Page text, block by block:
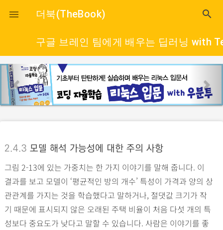
close
 더북(TheBook) search
구글 브레인 팀에게 배우는 딥러닝 with
p
r
e
u
s
e
x
2.4.3 모델 해석 가능성에 대한 주의 사항
그림 2-13에 있는 가중치는 한 가지 이야기를 말해 줍니다. 이
결과를 보고 모델이 ‘평균적인 방의 개수’ 특성이 가격과 양의 상
관관계를 가지는 것을 학습했다고 말하거나, 절댓값 크기가 작
기 때문에 표시되지 않은 오래된 주택 비율이 처음 다섯 개의 특
성보다 중요도가 낮다고 말할 수 있습니다. 사람은 이야기를 좋